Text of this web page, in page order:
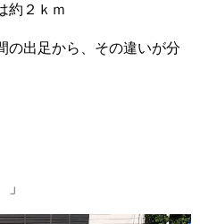
約２ｋｍ
の出足から、その違いが分